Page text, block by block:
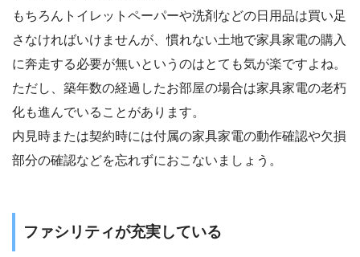
もちろんトイレットペーパーや洗剤などの日用品は買い足
さなければいけませんが、慣れない土地で家具家電の購入
に奔走する必要が無いというのはとても気が楽ですよね。
ただし、築年数の経過したお部屋の場合は家具家電の老朽
化も進んでいることがあります。
内見時または契約時には付属の家具家電の動作確認や欠損
部分の確認などを忘れずにおこないましょう。
ファシリティが充実している